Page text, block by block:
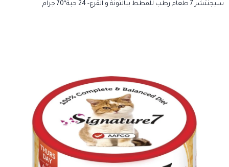
سيجنتشر 7 طعام رطب للقطط ببالتونة و القرع- 24 حبة*70 جرام